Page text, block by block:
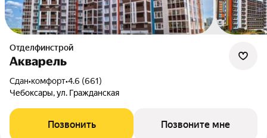
Отделфинстрой
Акварель
Сдан•комфорт•4.6 (661)
Чебоксары, ул. Гражданская
Позвонить Позвоните мне